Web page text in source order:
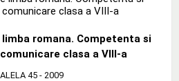
romana. Competenta si
clasa a VIII-a
45 - 2009